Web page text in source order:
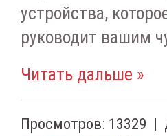
устройства,
руководит вашим
Читать дальше »
Просмотров: 13329 |